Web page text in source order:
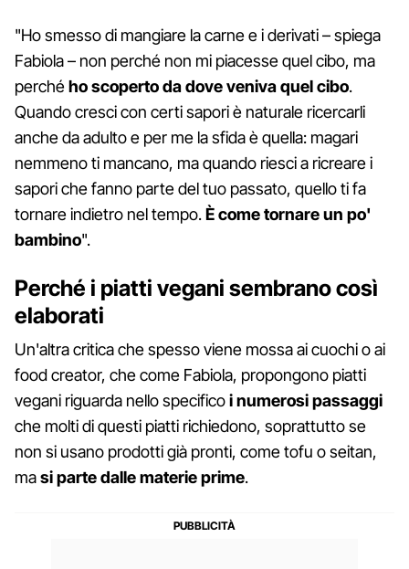
"Ho smesso di mangiare la carne e i derivati – spiega
Fabiola – non perché non mi piacesse quel cibo, ma
perchého scoperto da dove veniva quel cibo.
Quando cresci con certi sapori è naturale ricercarli
anche da adulto e per me la sfida è quella: magari
nemmeno ti mancano, ma quando riesci a ricreare i
sapori che fanno parte del tuo passato, quello ti fa
tornare indietro nel tempo.È come tornare un po'
bambino".
Perché i piatti vegani sembrano così
elaborati
Un'altra critica che spesso viene mossa ai cuochi o ai
food creator, che come Fabiola, propongono piatti
vegani riguarda nello specificoi numerosi passaggi
che molti di questi piatti richiedono, soprattutto se
non si usano prodotti già pronti, come tofu o seitan,
masi parte dalle materie prime.